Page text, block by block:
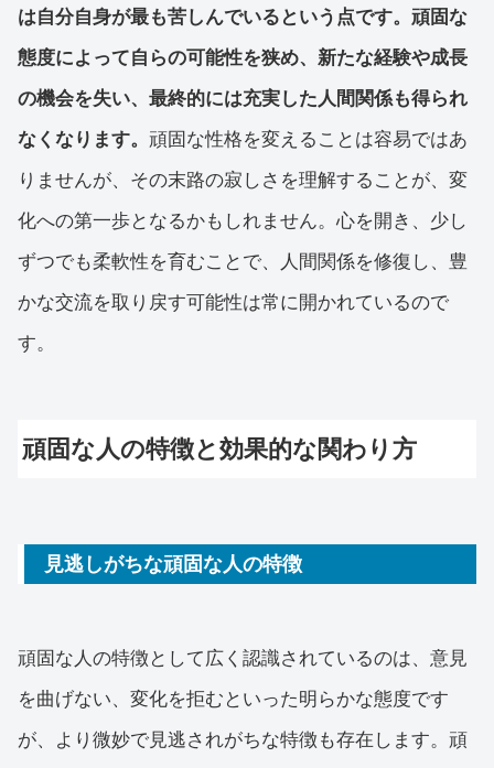
は自分自身が最も苦しんでいるという点です。頑固な
態度によって自らの可能性を狭め、新たな経験や成長
の機会を失い、最終的には充実した人間関係も得られ
なくなります。 頑固な性格を変えることは容易ではあ
りませんが、その末路の寂しさを理解することが、変
化への第一歩となるかもしれません。心を開き、少し
ずつでも柔軟性を育むことで、人間関係を修復し、豊
かな交流を取り戻す可能性は常に開かれているので
す。
頑固な人の特徴と効果的な関わり方
見逃しがちな頑固な人の特徴
頑固な人の特徴として広く認識されているのは、意見
を曲げない、変化を拒むといった明らかな態度です
が、より微妙で見逃されがちな特徴も存在します。頑